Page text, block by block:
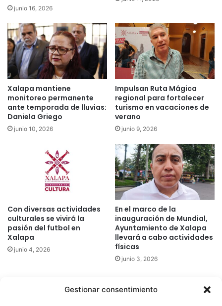
Gestionar consentimiento
junio 16, 2026
Xalapa mantiene
monitoreo permanente
ante temporada de lluvias:
Daniela Griego
junio 10, 2026
Impulsan Ruta Mágica
regional para fortalecer
turismo en vacaciones de
verano
junio 9, 2026
Con diversas actividades
culturales se vivirá la
pasión del futbol en
Xalapa
junio 4, 2026
En el marco de la
inauguración de Mundial,
Ayuntamiento de Xalapa
llevará a cabo actividades
físicas
junio 3, 2026